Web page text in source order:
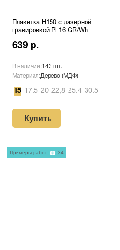
Плакетка H150 с лазерной
гравировкой Pl 16 GR/Wh
639 р.
В наличии:143 шт.
Материал:Дерево (МДФ)
15 17.5 20 22,8 25.4 30.5
Купить
Примеры работ 34